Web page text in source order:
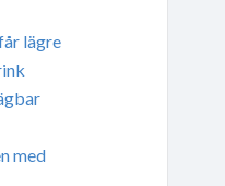
lägre
med